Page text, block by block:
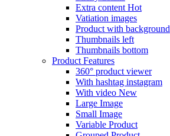
Extra content Hot
Vatiation images
Product with background
Thumbnails left
Thumbnails bottom
Product Features
360° product viewer
With hashtag instagram
With video New
Large Image
Small Image
Variable Product